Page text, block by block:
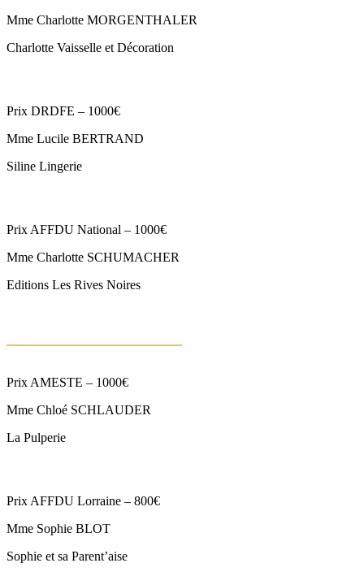
Mme Charlotte MORGENTHALER
Charlotte Vaisselle et Décoration
Prix DRDFE – 1000€
Mme Lucile BERTRAND
Siline Lingerie
Prix AFFDU National – 1000€
Mme Charlotte SCHUMACHER
Editions Les Rives Noires
Prix AMESTE – 1000€
Mme Chloé SCHLAUDER
La Pulperie
Prix AFFDU Lorraine – 800€
Mme Sophie BLOT
Sophie et sa Parent’aise